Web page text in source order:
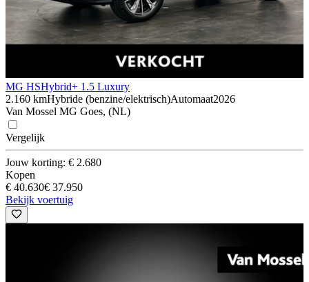
MG HSHybrid+ 1.5 Luxury
2.160 kmHybride (benzine/elektrisch)Automaat2026
Van Mossel MG Goes, (NL)
Vergelijk
Jouw korting: € 2.680
Kopen
€ 40.630€ 37.950
Bekijk voertuig